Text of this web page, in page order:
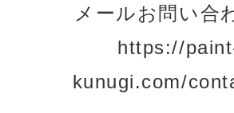
メールお問い合
https://
kunugi.com/